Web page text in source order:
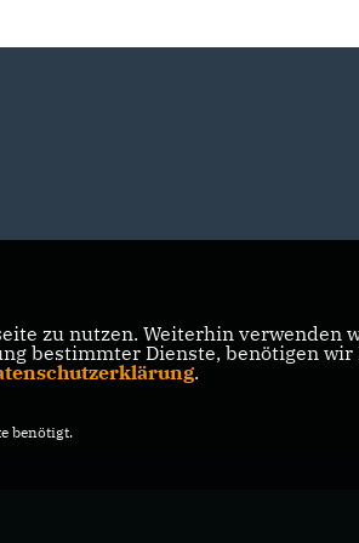
zu nutzen. Weiterhin
bestimmter Dienste, benötigen
.
benötigt.